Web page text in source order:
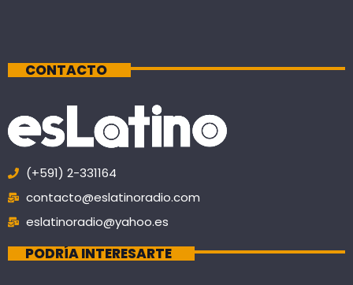
CONTACTO
(+591) 2-331164
contacto@eslatinoradio.com
eslatinoradio@yahoo.es
PODRÍA INTERESARTE